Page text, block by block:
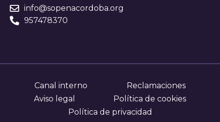
info@sopenacordoba.org
957478370
Canal interno
Reclamaciones
Aviso legal
Política de cookies
Política de privacidad